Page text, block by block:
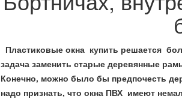
Пластиковые окна купить решается
задача заменить старые деревянные
Конечно, можно было бы предпочесть
надо признать, что окна ПВХ имеют